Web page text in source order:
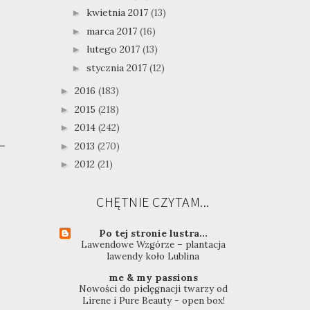
► kwietnia 2017 (13)
► marca 2017 (16)
► lutego 2017 (13)
► stycznia 2017 (12)
► 2016 (183)
► 2015 (218)
► 2014 (242)
► 2013 (270)
► 2012 (21)
CHĘTNIE CZYTAM...
Po tej stronie lustra...
Lawendowe Wzgórze – plantacja
lawendy koło Lublina
me & my passions
Nowości do pielęgnacji twarzy od
Lirene i Pure Beauty - open box!